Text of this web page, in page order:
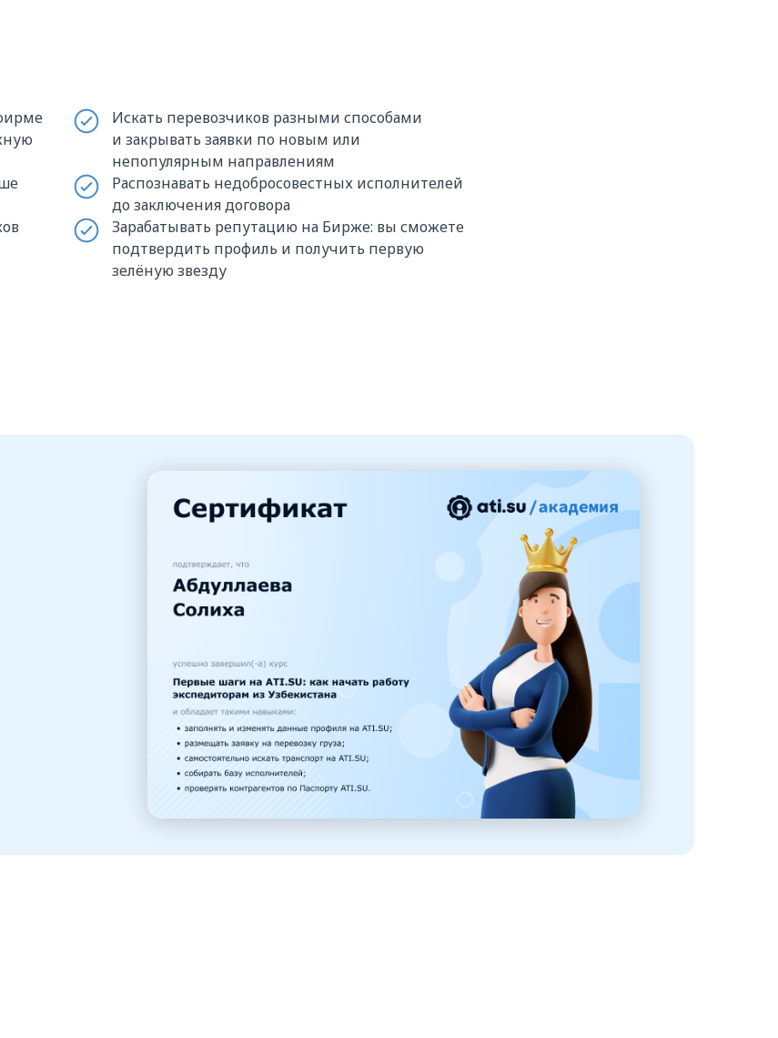
Искать перевозчиков разными способами
и закрывать заявки по новым или
непопулярным направлениям
Распознавать недобросовестных исполнителей
до заключения договора
Зарабатывать репутацию на Бирже: вы сможете
подтвердить профиль и получить первую
зелёную звезду